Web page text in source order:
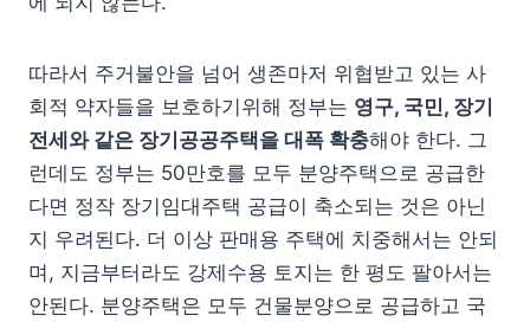
따라서 주거불안을 넘어 생존마저 위협받고 있는 사
회적 약자들을 보호하기위해 정부는 영구, 국민, 장기
전세와 같은 장기공공주택을 대폭 확충해야 한다. 그
런데도 정부는 50만호를 모두 분양주택으로 공급한
다면 정작 장기임대주택 공급이 축소되는 것은 아닌
지 우려된다. 더 이상 판매용 주택에 치중해서는 안되
며, 지금부터라도 강제수용 토지는 한 평도 팔아서는
안된다. 분양주택은 모두 건물분양으로 공급하고 국